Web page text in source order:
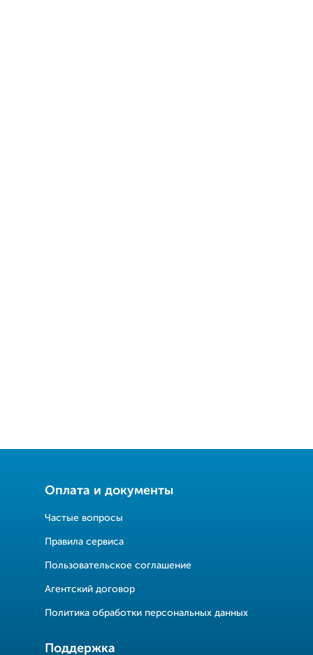
Оплата и документы
Частые вопросы
Правила сервиса
Пользовательское соглашение
Агентский договор
Политика обработки персональных данных
Поддержка